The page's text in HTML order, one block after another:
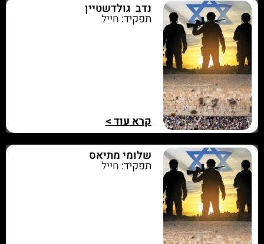
נדב גולדשטיין
תפקיד: חייל
קרא עוד >
שלומי מתיאס
תפקיד: חייל